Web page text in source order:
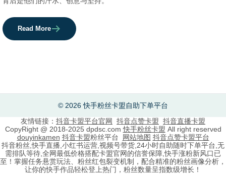
Read More
© 2026 快手粉丝卡盟自助下单平台
友情链接： 抖音卡盟平台官网 抖音点赞卡盟 抖音直播卡盟
CopyRight @ 2018-2025 dpdsc.com快手粉丝卡盟 All right reserved
douyinkamen 抖音卡盟粉丝平台 网站地图 抖音点赞卡盟平台
抖音粉丝,快手直播,小红书运营,视频号带货,24小时自助随时下单平台,无
需排队等待,全网最低价格搭配卡盟官网的信誉保障,快手涨粉新风口已
至！掌握任务悬赏玩法、粉丝红包裂变机制，配合精准的粉丝画像分析，
让你的快手作品轻松登上热门，粉丝数量呈指数级增长！